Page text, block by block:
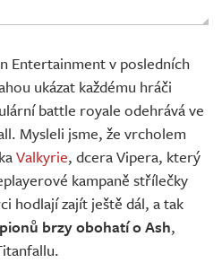
Entertainment v posledních
ukázat každému hráči
battle royale odehrává ve
Mysleli jsme, že vrcholem
Valkyrie, dcera Vipera, který
kampaně střílečky
hodlají zajít ještě dál, a tak
brzy obohatí o Ash,